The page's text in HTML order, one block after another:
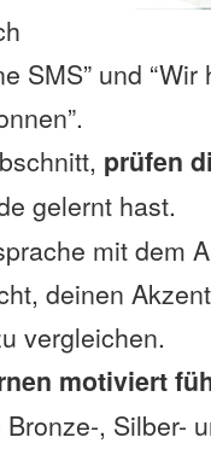
SMS” und
prüfen
gelernt hast.
mit dem
deinen
vergleichen.
motiviert
, Silber-